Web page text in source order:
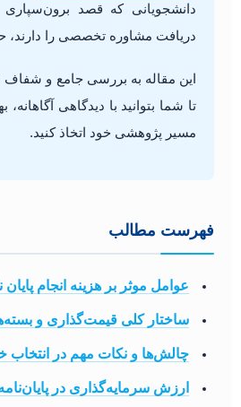
دانشجویانی که قصد برون‌سپاری
دریافت مشاوره تخصصی را دارند،
این مقاله به بررسی جامع و شفاف
تا شما بتوانید با دیدگاهی آگاهانه،
مسیر پژوهشی خود اتخاذ کنید.
فهرست مطالب
عوامل موثر بر هزینه انجام
ساختار کلی قیمت‌گذاری و
چالش‌ها و نکات مهم در انتخاب
ارزش سرمایه‌گذاری در